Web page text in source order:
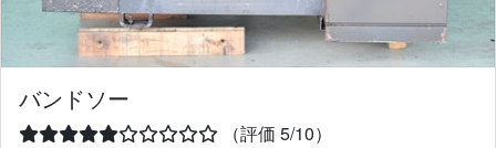
バンドソー
（評価 5/10）